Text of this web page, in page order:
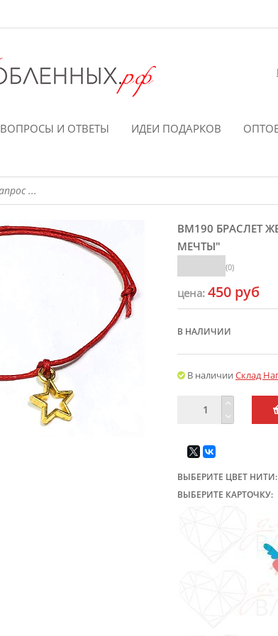
ВОПРОСЫ И ОТВЕТЫ ИДЕИ ПОДАРКОВ
BM190 БРАСЛЕТ
МЕЧТЫ"
(0)
цена: 450 руб
В НАЛИЧИИ
В наличии Склад
ВЫБЕРИТЕ ЦВЕТ НИТИ:
ВЫБЕРИТЕ КАРТОЧКУ: